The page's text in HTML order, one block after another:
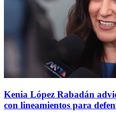
Kenia López Rabadán
con lineamientos para